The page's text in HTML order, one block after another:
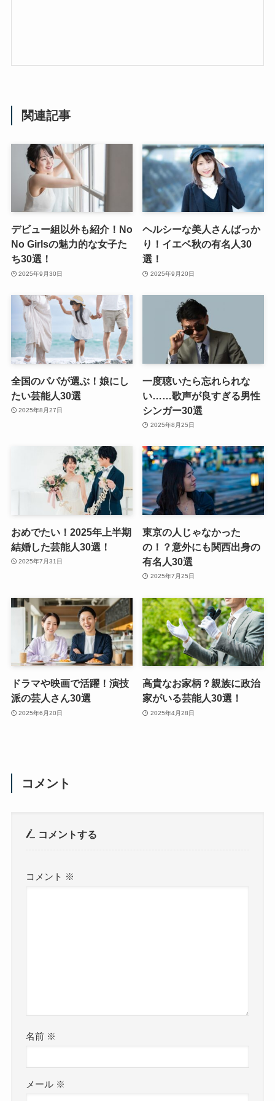
関連記事
デビュー組以外も紹介！No
No Girlsの魅力的な女子た
ち30選！
2025年9月30日
ヘルシーな美人さんばっか
り！イエベ秋の有名人30
選！
2025年9月20日
全国のパパが選ぶ！娘にし
たい芸能人30選
2025年8月27日
一度聴いたら忘れられな
い……歌声が良すぎる男性
シンガー30選
2025年8月25日
おめでたい！2025年上半期
結婚した芸能人30選！
2025年7月31日
東京の人じゃなかった
の！？意外にも関西出身の
有名人30選
2025年7月25日
ドラマや映画で活躍！演技
派の芸人さん30選
2025年6月20日
高貴なお家柄？親族に政治
家がいる芸能人30選！
2025年4月28日
コメント
コメントする
コメント ※
名前 ※
メール ※